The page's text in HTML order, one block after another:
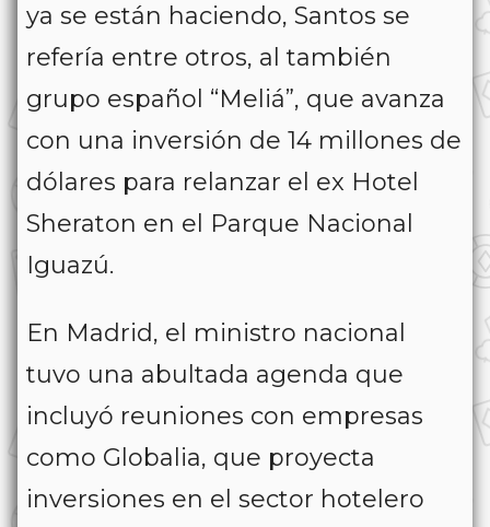
ya se están haciendo, Santos se
refería entre otros, al también
grupo español “Meliá”, que avanza
con una inversión de 14 millones de
dólares para relanzar el ex Hotel
Sheraton en el Parque Nacional
Iguazú.
En Madrid, el ministro nacional
tuvo una abultada agenda que
incluyó reuniones con empresas
como Globalia, que proyecta
inversiones en el sector hotelero